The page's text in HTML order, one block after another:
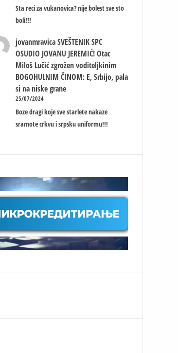
Sta reci za vukanovica? nije bolest sve sto
boli!!!
jovanmravica SVEŠTENIK SPC
OSUDIO JOVANU JEREMIĆ! Otac
Miloš Lučić zgrožen voditeljkinim
BOGOHULNIM ČINOM: E, Srbijo, pala
si na niske grane
25/07/2024
Boze dragi koje sve starlete nakaze
sramote crkvu i srpsku uniformu!!!